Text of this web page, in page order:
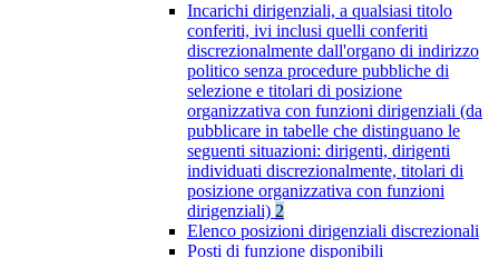
Incarichi dirigenziali, a qualsiasi titolo
conferiti, ivi inclusi quelli conferiti
discrezionalmente dall'organo di indirizzo
politico senza procedure pubbliche di
selezione e titolari di posizione
organizzativa con funzioni dirigenziali (da
pubblicare in tabelle che distinguano le
seguenti situazioni: dirigenti, dirigenti
individuati discrezionalmente, titolari di
posizione organizzativa con funzioni
dirigenziali) 2
Elenco posizioni dirigenziali discrezionali
Posti di funzione disponibili